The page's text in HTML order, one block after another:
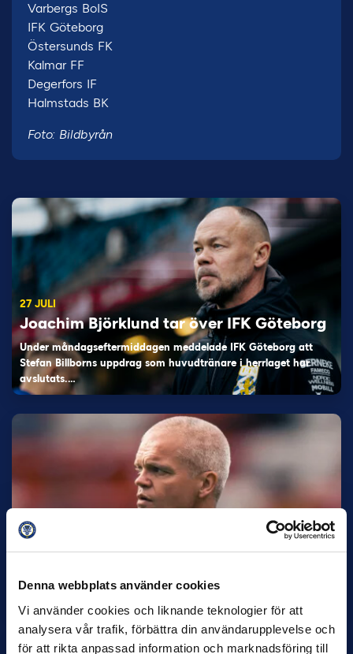
Denna webbplats använder cookies
Vi använder cookies och liknande teknologier för att
analysera vår trafik, förbättra din användarupplevelse och
för att rikta anpassad information och marknadsföring till
Varbergs BoIS
IFK Göteborg
Östersunds FK
Kalmar FF
Degerfors IF
Halmstads BK
Foto: Bildbyrån
27 JULI
Joachim Björklund tar över IFK Göteborg
Under måndagseftermiddagen meddelade IFK Göteborg att
Stefan Billborns uppdrag som huvudtränare i herrlaget har
avslutats.…
30 JUNI